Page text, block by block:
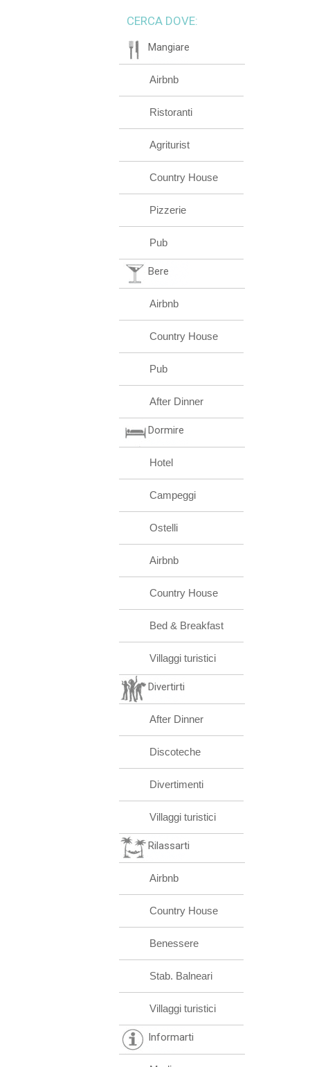
CERCA DOVE:
Mangiare
Airbnb
Ristoranti
Agriturist
Country House
Pizzerie
Pub
Bere
Airbnb
Country House
Pub
After Dinner
Dormire
Hotel
Campeggi
Ostelli
Airbnb
Country House
Bed & Breakfast
Villaggi turistici
Divertirti
After Dinner
Discoteche
Divertimenti
Villaggi turistici
Rilassarti
Airbnb
Country House
Benessere
Stab. Balneari
Villaggi turistici
Informarti